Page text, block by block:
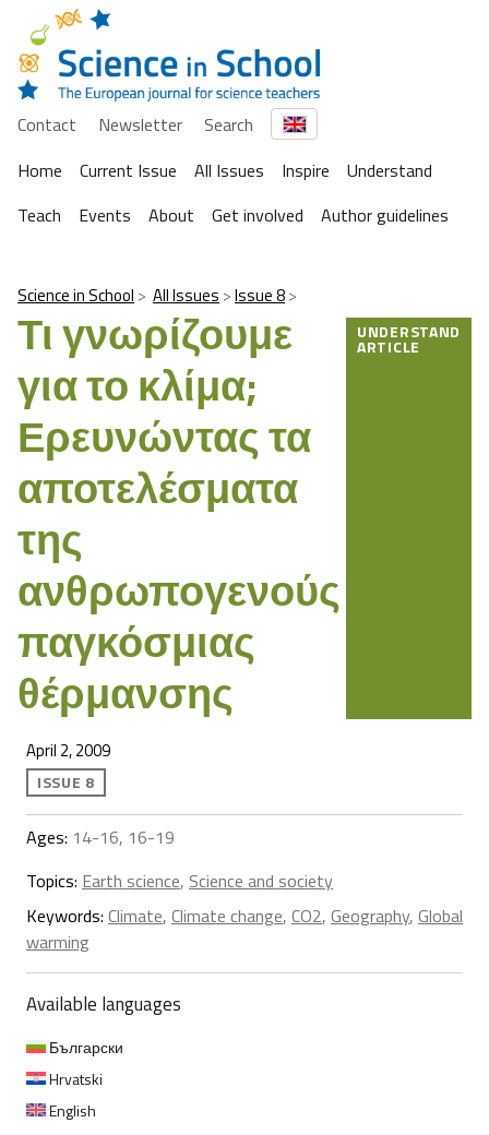
Contact Newsletter
Search
Home
Current Issue All Issues Inspire
Understand
Teach
Events About Get involved Author guidelines
Science in School All Issues Issue 8
Τι γνωρίζουμε
για το κλίμα;
Ερευνώντας τα
αποτελέσματα
της
ανθρωπογενούς
παγκόσμιας
θέρμανσης
UNDERSTAND
ARTICLE
April 2, 2009
ISSUE 8
Ages: 14-16, 16-19
Topics: Earth science, Science and society
Keywords: Climate, Climate change, CO2, Geography, Global
warming
Available languages
Български
Hrvatski
English